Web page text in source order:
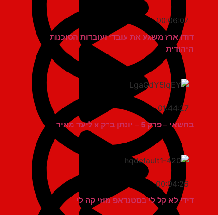
00:06:07
דודו ארז משגע את עובדי ועובדות הסוכנות
היהודית
01:44:27
בחשאי – פרק 5 – יונתן ברק x ליעד מאיר
00:04:26
דידי לא קל לי בסטנדאפ מוזי קה לי